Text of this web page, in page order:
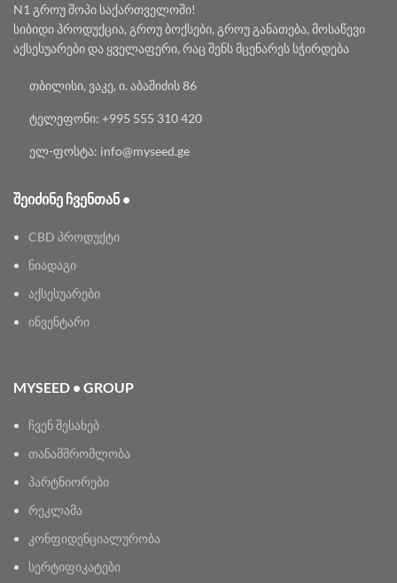
N1 გროუ შოპი საქართველოში!
სიბიდი პროდუქცია, გროუ ბოქსები, გროუ განათება, მოსაწევი
აქსესუარები და ყველაფერი, რაც შენს მცენარეს სჭირდება
თბილისი, ვაკე, ი. აბაშიძის 86
ტელეფონი: +995 555 310 420
ელ-ფოსტა: info@myseed.ge
ᲨᲔᲘᲫᲘᲜᲔ ᲩᲕᲔᲜᲗᲐᲜ •
CBD პროდუქტი
ნიადაგი
აქსესუარები
ინვენტარი
MYSEED • GROUP
ჩვენ შესახებ
თანამშრომლობა
პარტნიორები
რეკლამა
კონფიდენციალურობა
სერტიფიკატები